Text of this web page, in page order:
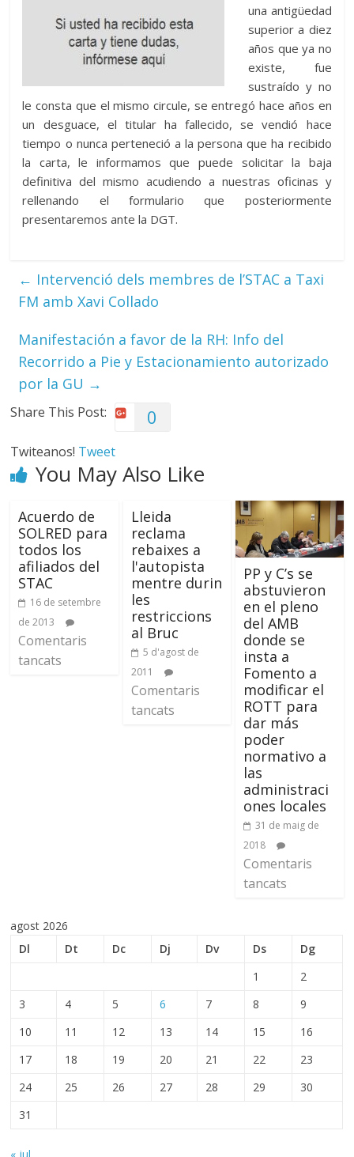
una antigüedad
superior a diez
años que ya no
existe, fue
sustraído y no
le consta que el mismo circule, se entregó hace años en
un desguace, el titular ha fallecido, se vendió hace
tiempo o nunca perteneció a la persona que ha recibido
la carta, le informamos que puede solicitar la baja
definitiva del mismo acudiendo a nuestras oficinas y
rellenando el formulario que posteriormente
presentaremos ante la DGT.
← Intervenció dels membres de l’STAC a Taxi
FM amb Xavi Collado
Manifestación a favor de la RH: Info del
Recorrido a Pie y Estacionamiento autorizado
por la GU →
Share This Post: 0
Twiteanos! Tweet
You May Also Like
Acuerdo de
SOLRED para
todos los
afiliados del
STAC
16 de setembre
de 2013
Comentaris
tancats
Lleida
reclama
rebaixes a
l'autopista
mentre durin
les
restriccions
al Bruc
5 d'agost de
2011
Comentaris
tancats
PP y C’s se
abstuvieron
en el pleno
del AMB
donde se
insta a
Fomento a
modificar el
ROTT para
dar más
poder
normativo a
las
administraci
ones locales
31 de maig de
2018
Comentaris
tancats
agost 2026
Dl
Dt Dc Dj Dv Ds
Dg
1
2
3
4 5 6 7 8
9
10
11 12 13 14 15
16
17
18 19 20 21 22
23
24
25 26 27 28 29
30
31